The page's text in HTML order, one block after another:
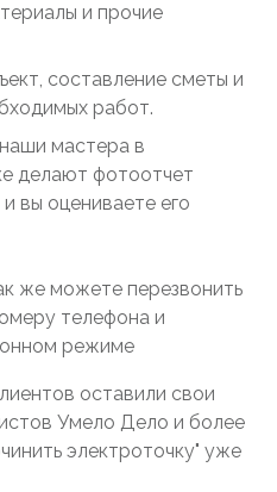
и прочие
составление сметы и
работ.
мастера в
делают фотоотчет
вы оцениваете его
же можете перезвонить
телефона и
режиме
оставили свои
Умело Дело и более
электроточку" уже